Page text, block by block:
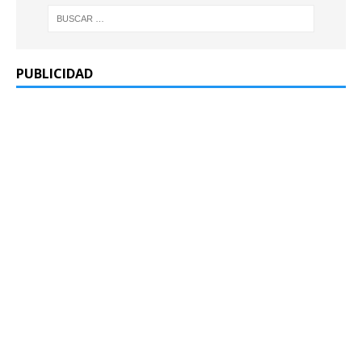
PUBLICIDAD